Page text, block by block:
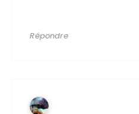
Répondre